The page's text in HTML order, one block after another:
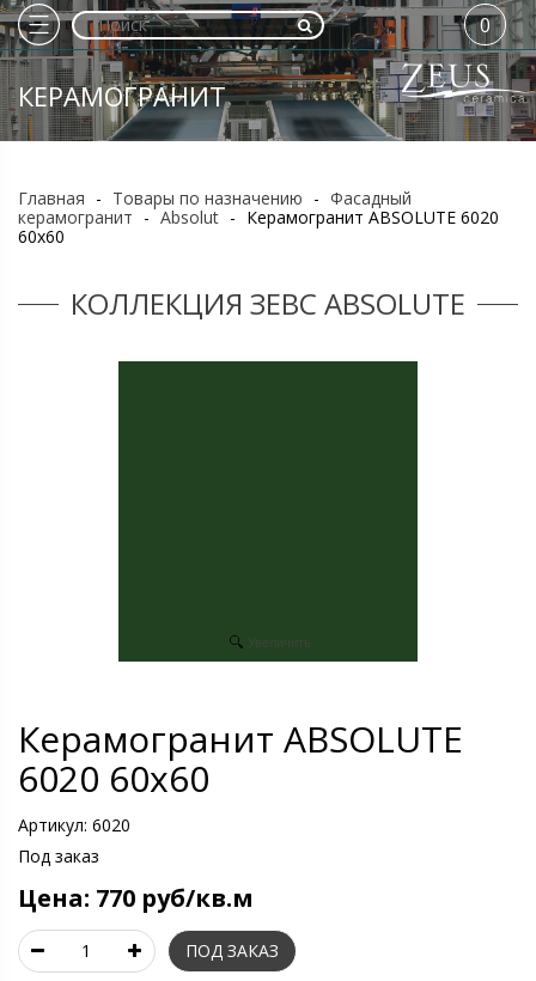
КЕРАМОГРАНИТ
0
Главная - Товары по назначению - Фасадный
керамогранит - Absolut - Керамогранит ABSOLUTE 6020
60х60
КОЛЛЕКЦИЯ ЗЕВС ABSOLUTE
Увеличить
Керамогранит ABSOLUTE
6020 60х60
Артикул: 6020
Под заказ
Цена: 770 руб/кв.м